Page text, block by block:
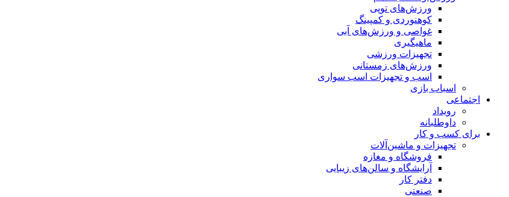
ورزش‌های توپی
کوهنوردی و کمپینگ
غواصی و ورزش‌های آبی
ماهیگیری
تجهیزات ورزشی
ورزش‌های زمستانی
اسب و تجهیزات اسب سواری
اسباب‌ بازی
اجتماعی
رویداد
داوطلبانه
برای کسب و کار
تجهیزات و ماشین‌آلات
فروشگاه و مغازه
آرایشگاه و سالن‌های زیبایی
دفتر کار
صنعتی